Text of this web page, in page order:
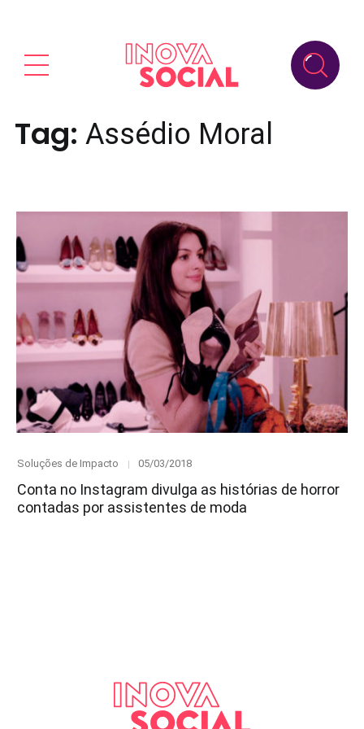
Tag: Assédio Moral
Category
Soluções de Impacto
Posted
05/03/2018
Conta no Instagram divulga as histórias de horror
contadas por assistentes de moda